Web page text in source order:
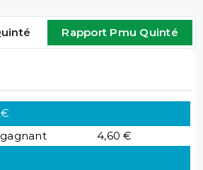
Rapport Pmu Quinté
gagnant
4,60 €